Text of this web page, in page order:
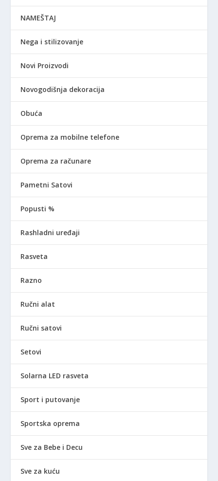
NAMEŠTAJ
Nega i stilizovanje
Novi Proizvodi
Novogodišnja dekoracija
Obuća
Oprema za mobilne telefone
Oprema za računare
Pametni Satovi
Popusti %
Rashladni uređaji
Rasveta
Razno
Ručni alat
Ručni satovi
Setovi
Solarna LED rasveta
Sport i putovanje
Sportska oprema
Sve za Bebe i Decu
Sve za kuću